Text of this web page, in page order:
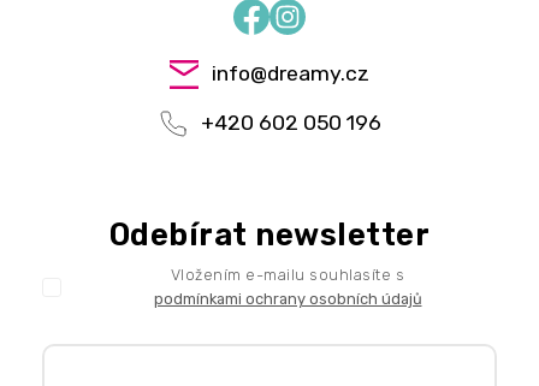
FacebookInstagram
info@dreamy.cz
+420 602 050 196
Odebírat newsletter
Vložením e-mailu souhlasíte s
podmínkami ochrany osobních údajů